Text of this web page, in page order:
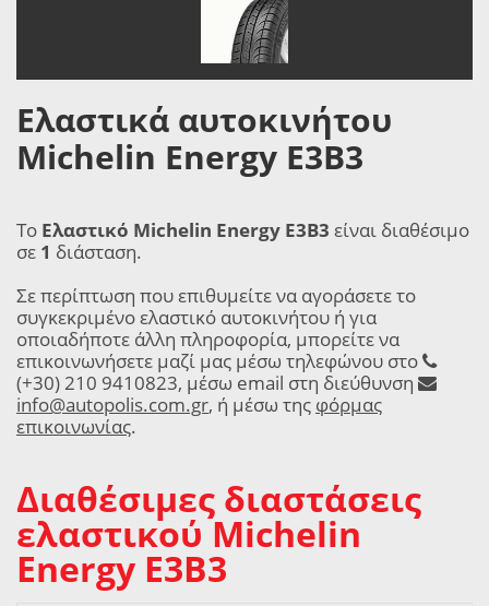
Ελαστικά αυτοκινήτου
Michelin Energy E3B3
Το Ελαστικό Michelin Energy E3B3 είναι διαθέσιμο
σε 1 διάσταση.
Σε περίπτωση που επιθυμείτε να αγοράσετε το
συγκεκριμένο ελαστικό αυτοκινήτου ή για
οποιαδήποτε άλλη πληροφορία, μπορείτε να
επικοινωνήσετε μαζί μας μέσω τηλεφώνου στο
(+30) 210 9410823, μέσω email στη διεύθυνση
info@autopolis.com.gr, ή μέσω της φόρμας
επικοινωνίας.
Διαθέσιμες διαστάσεις
ελαστικού Michelin
Energy E3B3